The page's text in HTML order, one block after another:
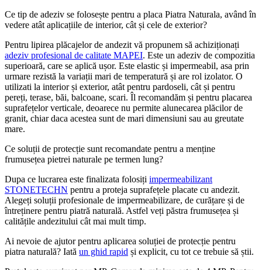
Ce tip de adeziv se folosește pentru a placa Piatra Naturala, având în
vedere atât aplicațiile de interior, cât și cele de exterior?
Pentru lipirea plăcajelor de andezit vă propunem să achiziționați
adeziv profesional de calitate MAPEI. Este un adeziv de compozitia
superioară, care se aplică ușor. Este elastic și impermeabil, asa prin
urmare rezistă la variații mari de temperatură și are rol izolator. O
utilizati la interior și exterior, atât pentru pardoseli, cât și pentru
pereți, terase, băi, balcoane, scari. Îl recomandăm și pentru placarea
suprafețelor verticale, deoarece nu permite alunecarea plăcilor de
granit, chiar daca acestea sunt de mari dimensiuni sau au greutate
mare.
Ce soluții de protecție sunt recomandate pentru a menține
frumusețea pietrei naturale pe termen lung?
Dupa ce lucrarea este finalizata folosiți impermeabilizant
STONETECHN pentru a proteja suprafețele placate cu andezit.
Alegeți soluții profesionale de impermeabilizare, de curățare și de
întreținere pentru piatră naturală. Astfel veți păstra frumusețea și
calitățile andezitului cât mai mult timp.
Ai nevoie de ajutor pentru aplicarea soluției de protecție pentru
piatra naturală? Iată un ghid rapid și explicit, cu tot ce trebuie să știi.